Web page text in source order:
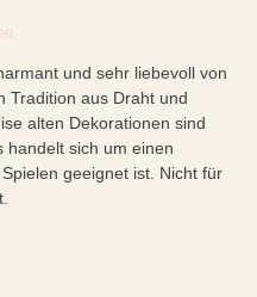
und sehr liebevoll von
Tradition aus Draht und
alten Dekorationen sind
handelt sich um einen
geeignet ist. Nicht für